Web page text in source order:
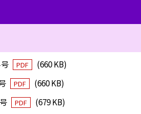
PDF
(660 KB)
PDF
(660 KB)
PDF
(679 KB)